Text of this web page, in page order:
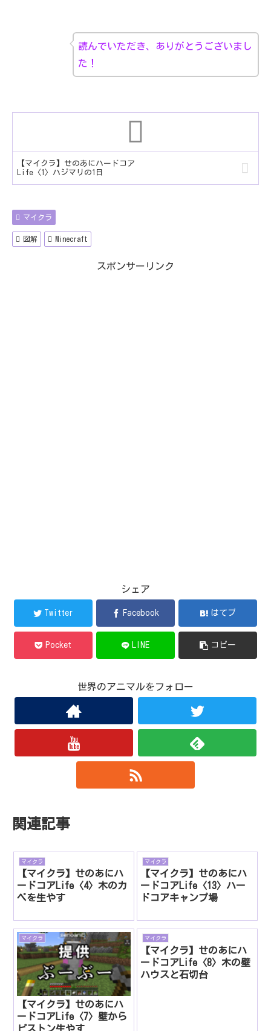
読んでいただき、ありがとうございまし
た！
【マイクラ】せのあにハードコア
Life〈1〉ハジマリの1日
マイクラ
図解 Minecraft
スポンサーリンク
シェア
Twitter Facebook はてブ
Pocket LINE コピー
世界のアニマルをフォロー
関連記事
マイクラ
【マイクラ】せのあにハ
ードコアLife〈4〉木のカ
ベを生やす
マイクラ
【マイクラ】せのあにハ
ードコアLife〈13〉ハー
ドコアキャンプ場
マイクラ
【マイクラ】せのあにハ
ードコアLife〈7〉壁から
ピストン生やす
マイクラ
【マイクラ】せのあにハ
ードコアLife〈8〉木の壁
ハウスと石切台